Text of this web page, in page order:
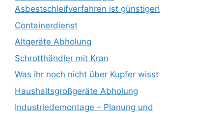
Asbestschleifverfahren ist günstiger!
Containerdienst
Altgeräte Abholung
Schrotthändler mit Kran
Was ihr noch nicht über Kupfer wisst
Haushaltsgroßgeräte Abholung
Industriedemontage – Planung und